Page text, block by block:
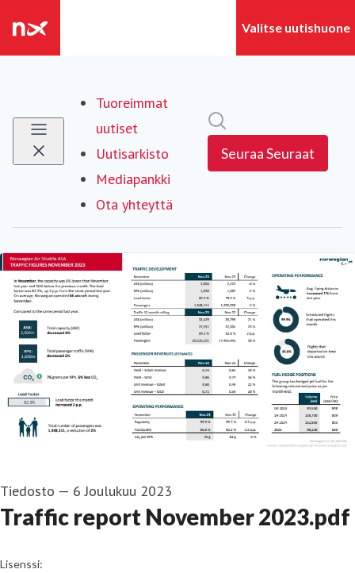
Tuoreimmat
uutiset
Uutisarkisto
Mediapankki
Ota yhteyttä
SeuraaSeuraat
Tiedosto — 6 Joulukuu 2023
Traffic report November 2023.pdf
go to media item
Lisenssi: